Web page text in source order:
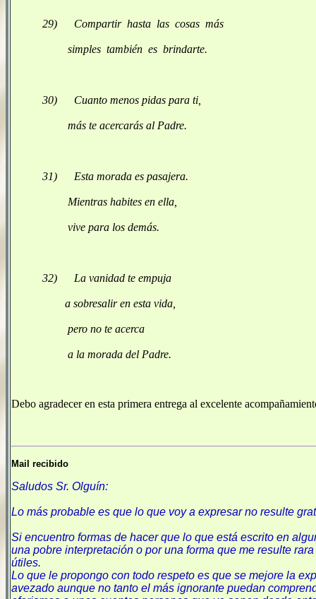
29) Compartir hasta las cosas más
simples también es brindarte.
30) Cuanto menos pidas para ti,
más te acercarás al Padre.
31) Esta morada es pasajera.
Mientras habites en ella,
vive para los demás.
32) La vanidad te empuja
a sobresalir en esta vida,
pero no te acerca
a la morada del Padre.
Debo agradecer en esta primera entrega al excelente
Mail recibido
Saludos Sr. Olguín:
Lo más probable es que lo que voy a expresar no resulte
Si encuentro formas de hacer que lo que está escrito en
una pobre interpretación o por una forma que me resulte
útiles.
Lo que le propongo con todo respeto es que se mejore la
avezado aunque no tanto el más ignorante puedan